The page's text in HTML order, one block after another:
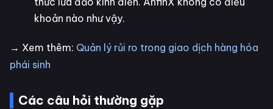
khoản nào như vậy.
→ Xem thêm: Quản lý rủi ro trong giao dịch hàng hóa
phái sinh
Các câu hỏi thường gặp